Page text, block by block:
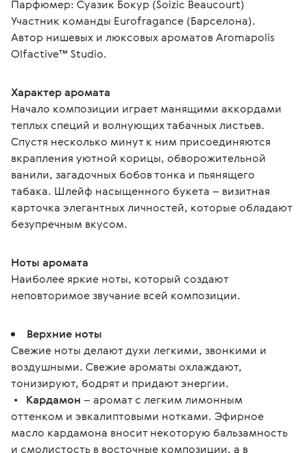
Парфюмер: Суазик Бокур (Soizic Beaucourt)
Участник команды Eurofragance (Барселона).
Автор нишевых и люксовых ароматов Aromapolis
Olfactive™ Studio.
Характер аромата
Начало композиции играет манящими аккордами
теплых специй и волнующих табачных листьев.
Спустя несколько минут к ним присоединяются
вкрапления уютной корицы, обворожительной
ванили, загадочных бобов тонка и пьянящего
табака. Шлейф насыщенного букета – визитная
карточка элегантных личностей, которые обладают
безупречным вкусом.
Ноты аромата
Наиболее яркие ноты, который создают
неповторимое звучание всей композиции.
Верхние ноты
Свежие ноты делают духи легкими, звонкими и
воздушными. Свежие ароматы охлаждают,
тонизируют, бодрят и придают энергии.
• Кардамон – аромат с легким лимонным
оттенком и эвкалиптовыми нотками. Эфирное
масло кардамона вносит некоторую бальзамность
и смолистость в восточные композиции, а в